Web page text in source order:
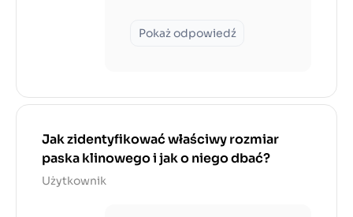
Pokaż odpowiedź
Jak zidentyfikować właściwy rozmiar
paska klinowego i jak o niego dbać?
Użytkownik